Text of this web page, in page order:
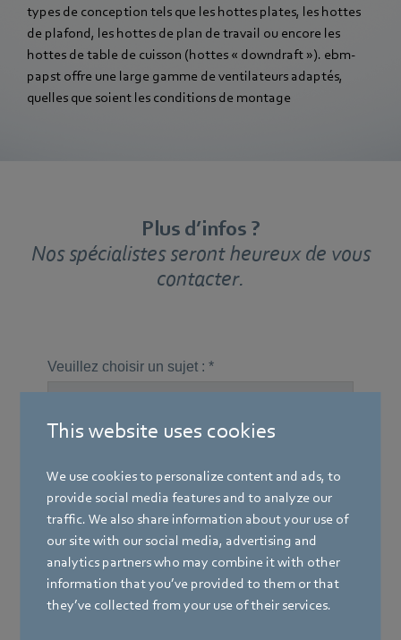
This website uses cookies
We use cookies to personalize content and ads, to
provide social media features and to analyze our
traffic. We also share information about your use of
our site with our social media, advertising and
analytics partners who may combine it with other
information that you’ve provided to them or that
they’ve collected from your use of their services.
types de conception tels que les hottes plates, les hottes
de plafond, les hottes de plan de travail ou encore les
hottes de table de cuisson (hottes « downdraft »). ebm-
papst offre une large gamme de ventilateurs adaptés,
quelles que soient les conditions de montage
Plus d’infos ?
Nos spécialistes seront heureux de vous
contacter.